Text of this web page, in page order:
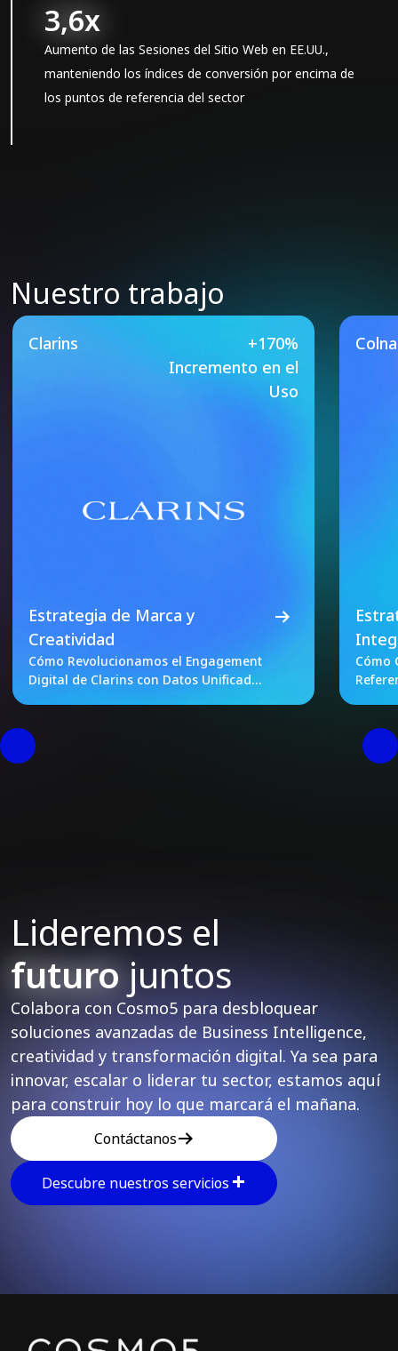
3,6x
Aumento de las Sesiones del Sitio Web en EE.UU.,
manteniendo los índices de conversión por encima de
los puntos de referencia del sector
Nuestro trabajo
Our Featured Case Studies
Clarins
+170%
Incremento en el
Uso
Estrategia de Marca y
Creatividad
Cómo Revolucionamos el Engagement
Digital de Clarins con Datos Unificados
Cómo
Lideremos el
futurojuntos
Colabora con Cosmo5 para desbloquear
soluciones avanzadas de Business Intelligence,
creatividad y transformación digital. Ya sea para
innovar, escalar o liderar tu sector, estamos aquí
para construir hoy lo que marcará el mañana.
Contáctanos
Descubre nuestros servicios